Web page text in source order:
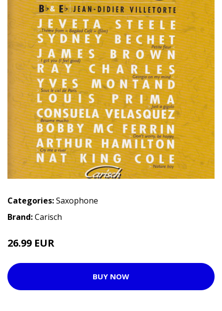
Categories:Saxophone
Brand:Carisch
26.99 EUR
BUY NOW